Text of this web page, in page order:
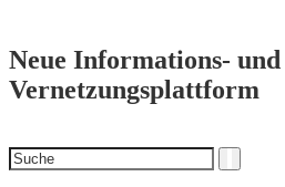
Neue Informations- und
Vernetzungsplattform
Suchen
nach